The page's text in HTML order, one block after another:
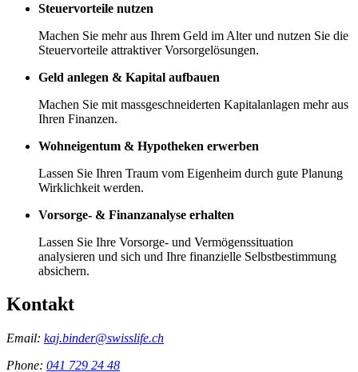
Steuervorteile nutzen
Machen Sie mehr aus Ihrem Geld im Alter und nutzen Sie die
Steuervorteile attraktiver Vorsorgelösungen.
Geld anlegen & Kapital aufbauen
Machen Sie mit massgeschneiderten Kapitalanlagen mehr aus
Ihren Finanzen.
Wohneigentum & Hypotheken erwerben
Lassen Sie Ihren Traum vom Eigenheim durch gute Planung
Wirklichkeit werden.
Vorsorge- & Finanzanalyse erhalten
Lassen Sie Ihre Vorsorge- und Vermögenssituation
analysieren und sich und Ihre finanzielle Selbstbestimmung
absichern.
Kontakt
Email: kaj.binder@swisslife.ch
Phone: 041 729 24 48